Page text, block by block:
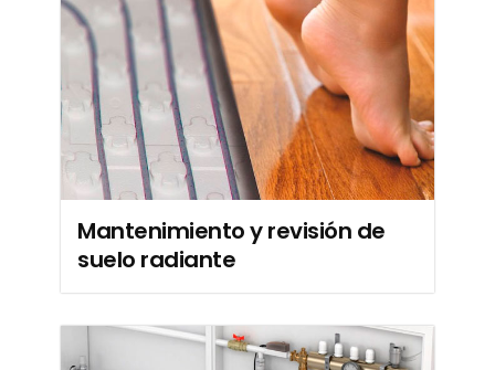
Mantenimiento y revisión de
suelo radiante